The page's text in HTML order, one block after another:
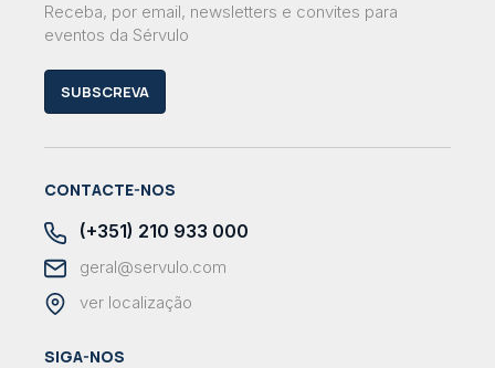
Receba, por email, newsletters e convites para
eventos da Sérvulo
SUBSCREVA
CONTACTE-NOS
(+351) 210 933 000
geral@servulo.com
ver localização
SIGA-NOS